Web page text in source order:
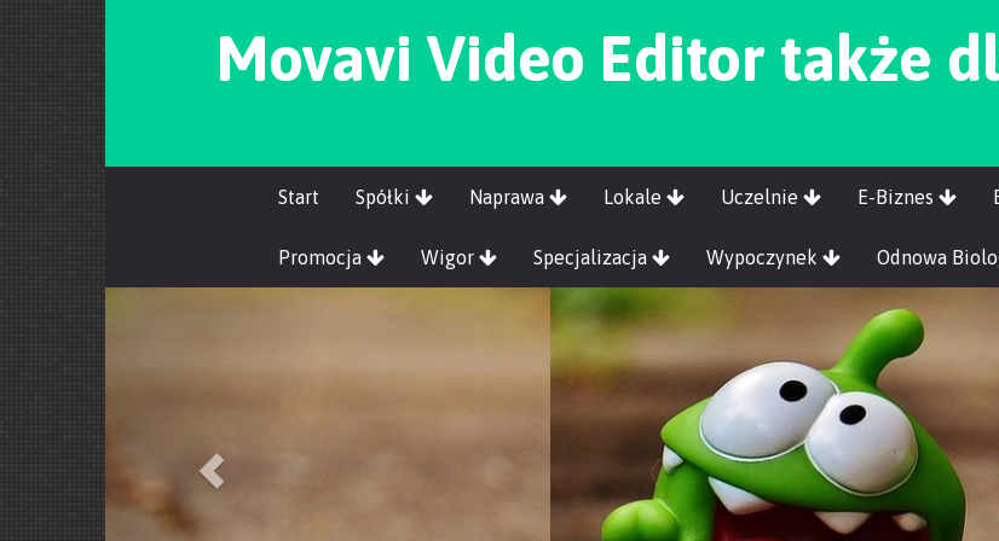
Movavi Video Editor także
Start Spółki Naprawa Lokale Uczelnie E-Biznes
Promocja Wigor Specjalizacja Wypoczynek Odnowa